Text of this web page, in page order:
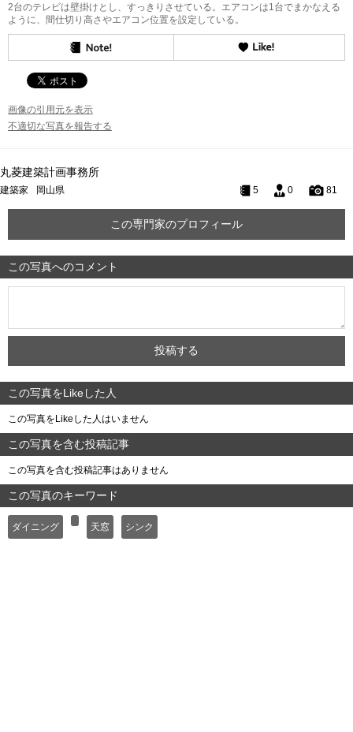
2台のテレビは壁掛けとし、すっきりさせている。エアコンは1台でまかなえる
ように、間仕切り高さやエアコン位置を設定している。
画像の引用元を表示
不適切な写真を報告する
丸菱建築計画事務所
建築家 岡山県 5 0 81
この専門家のプロフィール
この写真へのコメント
この写真をLikeした人
この写真をLikeした人はいません
この写真を含む投稿記事
この写真を含む投稿記事はありません
この写真のキーワード
ダイニング 天窓 シンク